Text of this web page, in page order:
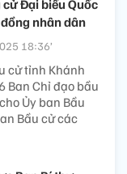
Đại biểu Quốc
nhân dân
18:36’
cử tỉnh Khánh
Ban Chỉ đạo bầu
Ủy ban Bầu
Bầu cử các